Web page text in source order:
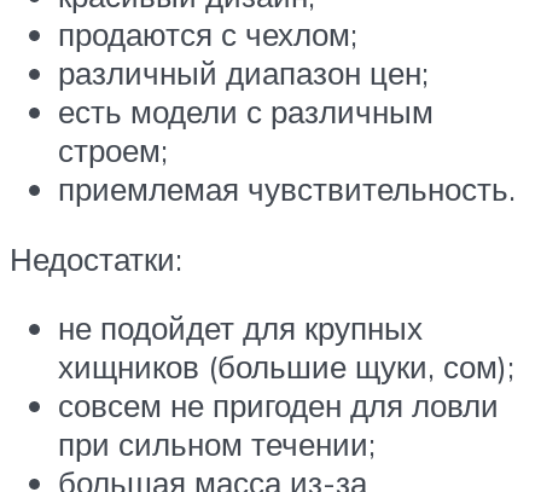
продаются с чехлом;
различный диапазон цен;
есть модели с различным
строем;
приемлемая чувствительность.
Недостатки:
не подойдет для крупных
хищников (большие щуки, сом);
совсем не пригоден для ловли
при сильном течении;
большая масса из-за